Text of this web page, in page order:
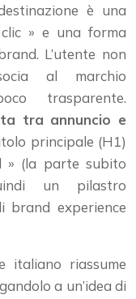
è una
» e una forma
L’utente non
al marchio
trasparente.
tra annuncio e
principale (H1)
» (la parte subito
un pilastro
brand experience
italiano riassume
a un’idea di